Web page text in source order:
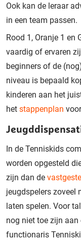
Ook kan de leraar
in een team passen.
Rood 1, Oranje 1 en
vaardig of ervaren
beginners of de
niveau is bepaald
kinderen aan het
het stappenplan
In de Tenniskids
worden opgesteld
zijn dan de
jeugdspelers zoveel
laten spelen. Voor
nog niet toe zijn
functionaris